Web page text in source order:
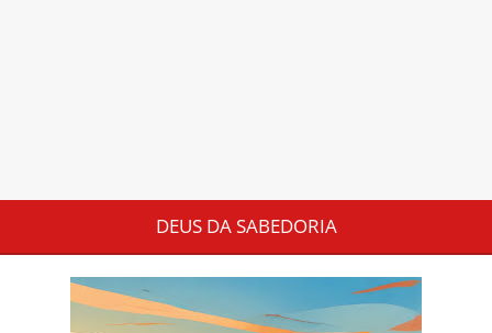
DEUS DA SABEDORIA